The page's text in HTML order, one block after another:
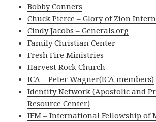
Bobby Conners
Chuck Pierce – Glory of Zion
Cindy Jacobs – Generals.org
Family Christian Center
Fresh Fire Ministries
Harvest Rock Church
ICA – Peter Wagner(ICA members)
Identity Network (Apostolic and
Resource Center)
IFM – International Fellowship of